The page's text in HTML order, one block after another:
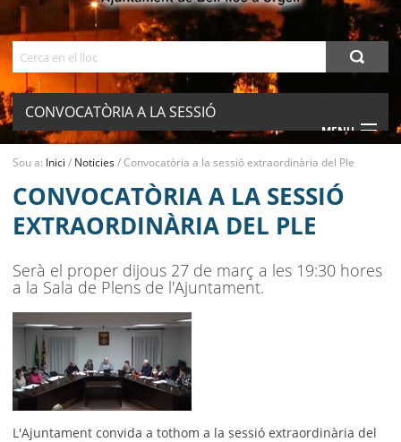
CONVOCATÒRIA A LA SESSIÓ
EXTRAORDINÀRIA DEL PLE
MENU
AJUNTAMENT
MUNICIPI
SEU ELECTRÒNICA
BELL-LLOC SOLUCIONA
Sou a: Inici / Noticies/Convocatòria a la sessió extraordinària del Ple
CONVOCATÒRIA A LA SESSIÓ
EXTRAORDINÀRIA DEL PLE
Serà el proper dijous 27 de març a les 19:30 hores
a la Sala de Plens de l'Ajuntament.
L'Ajuntament convida a tothom a la sessió extraordinària del